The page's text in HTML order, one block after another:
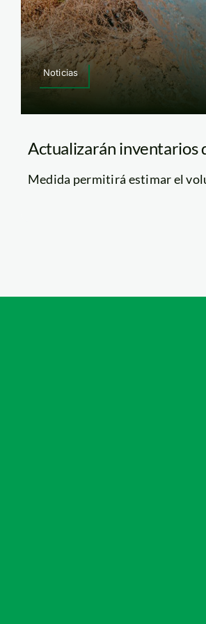
Noticias
Actualizarán inventarios
Medida permitirá estimar el